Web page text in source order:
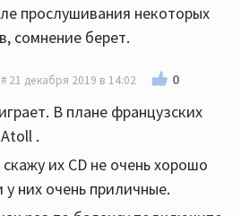
прослушивания некоторых
сомнение берет.
21 декабря 2019 в 14:02 0
В плане французских
.
их CD не очень хорошо
них очень приличные.